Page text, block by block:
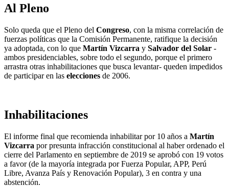
Al Pleno
Solo queda que el Pleno del Congreso, con la misma correlación de
fuerzas políticas que la Comisión Permanente, ratifique la decisión
ya adoptada, con lo que Martín Vizcarra y Salvador del Solar -
ambos presidenciables, sobre todo el segundo, porque el primero
arrastra otras inhabilitaciones que busca levantar- queden impedidos
de participar en las elecciones de 2006.
Inhabilitaciones
El informe final que recomienda inhabilitar por 10 años a Martín
Vizcarra por presunta infracción constitucional al haber ordenado el
cierre del Parlamento en septiembre de 2019 se aprobó con 19 votos
a favor (de la mayoría integrada por Fuerza Popular, APP, Perú
Libre, Avanza País y Renovación Popular), 3 en contra y una
abstención.